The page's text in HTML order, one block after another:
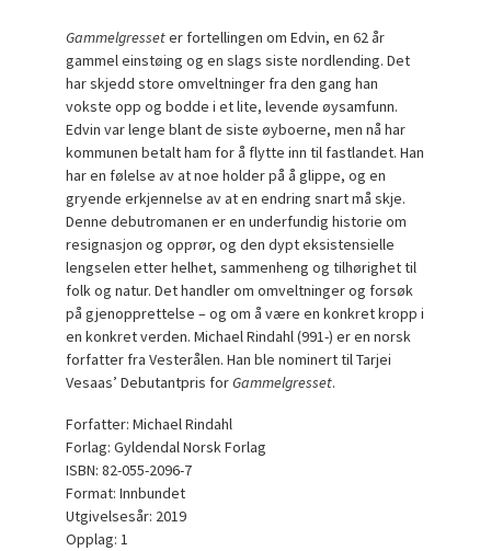
Gammelgresseter fortellingen om Edvin, en 62 år
gammel einstøing og en slags siste nordlending. Det
har skjedd store omveltninger fra den gang han
vokste opp og bodde i et lite, levende øysamfunn.
Edvin var lenge blant de siste øyboerne, men nå har
kommunen betalt ham for å flytte inn til fastlandet. Han
har en følelse av at noe holder på å glippe, og en
gryende erkjennelse av at en endring snart må skje.
Denne debutromanen er en underfundig historie om
resignasjon og opprør, og den dypt eksistensielle
lengselen etter helhet, sammenheng og tilhørighet til
folk og natur. Det handler om omveltninger og forsøk
på gjenopprettelse – og om å være en konkret kropp i
en konkret verden. Michael Rindahl (991-) er en norsk
forfatter fra Vesterålen. Han ble nominert til Tarjei
Vesaas’ Debutantpris forGammelgresset.
Forfatter: Michael Rindahl
Forlag: Gyldendal Norsk Forlag
ISBN: 82-055-2096-7
Format: Innbundet
Utgivelsesår: 2019
Opplag: 1